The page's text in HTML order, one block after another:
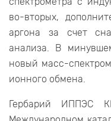
во-вторых,
аргона за счет
анализа. В
новый масс-
ионного обмена.
Гербарий ИППЭС